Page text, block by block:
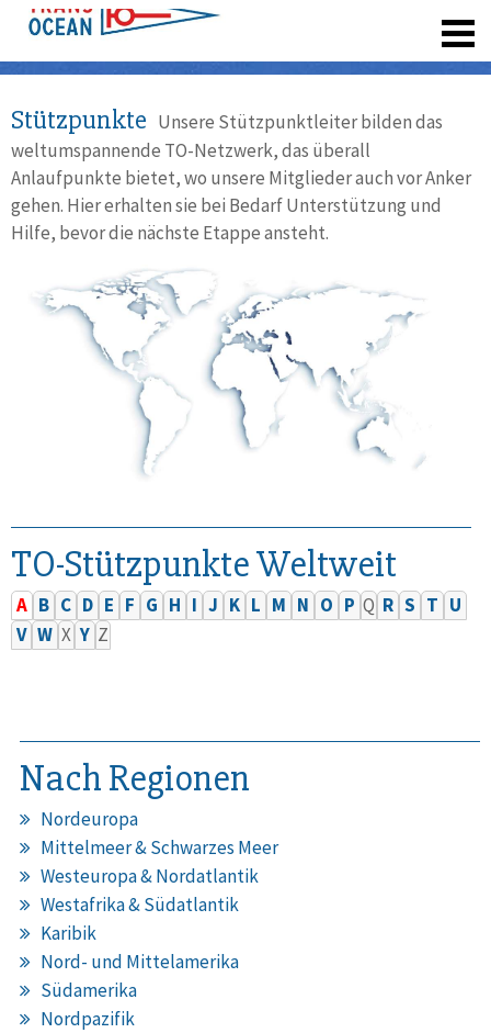
Stützpunkte Unsere Stützpunktleiter bilden das
weltumspannende TO-Netzwerk, das überall
Anlaufpunkte bietet, wo unsere Mitglieder auch vor Anker
gehen. Hier erhalten sie bei Bedarf Unterstützung und
Hilfe, bevor die nächste Etappe ansteht.
TO-Stützpunkte Weltweit
A B C D E F G H I J K L M N O P Q R S T U
V W X Y Z
Nach Regionen
Nordeuropa
Mittelmeer & Schwarzes Meer
Westeuropa & Nordatlantik
Westafrika & Südatlantik
Karibik
Nord- und Mittelamerika
Südamerika
Nordpazifik